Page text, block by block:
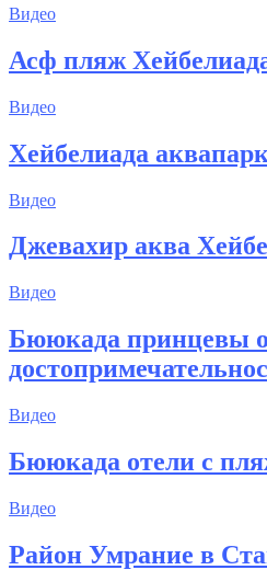
Видео
Асф пляж
Видео
Хейбелиада аквапарк
Видео
Джевахир аква
Видео
Бююкада принцевы
Видео
Бююкада отели с
Видео
Район Умрание в